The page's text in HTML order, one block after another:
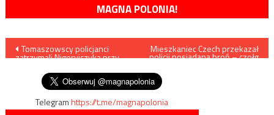
MAGNA POLONIA!
Nawigacja
wpisu
Tomaszowscy policjanci
zatrzymali Nigeryjczyka przy
Mieszkaniec Czech przekazał
policji posiadaną broń – czołg
Telegramhttps://t.me/magnapolonia